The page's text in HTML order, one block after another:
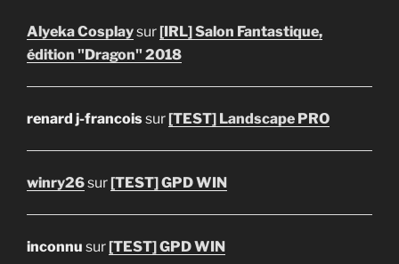
Alyeka Cosplaysur[IRL] Salon Fantastique,
édition "Dragon" 2018
renard j-francoissur[TEST] Landscape PRO
winry26sur[TEST] GPD WIN
inconnu sur[TEST] GPD WIN